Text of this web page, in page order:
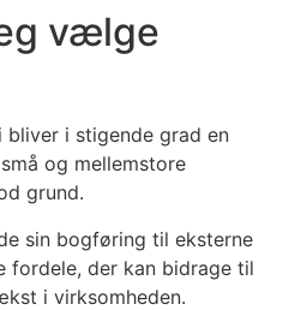
vælge
i stigende grad en
og mellemstore
grund.
sin bogføring til eksterne
der kan bidrage til
i virksomheden.